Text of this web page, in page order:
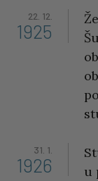
22. 12.
1925
31. 1.
1926
u